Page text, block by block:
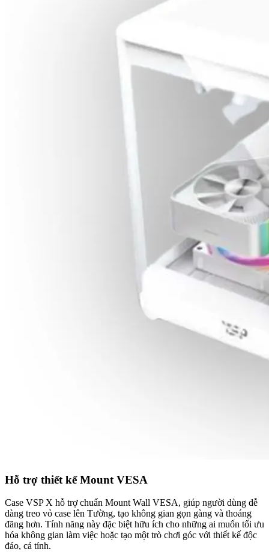
Hỗ trợ thiết kế Mount VESA
Case VSP X hỗ trợ chuẩn Mount Wall VESA, giúp người dùng dễ
dàng treo vỏ case lên Tường, tạo không gian gọn gàng và thoáng
đãng hơn. Tính năng này đặc biệt hữu ích cho những ai muốn tối ưu
hóa không gian làm việc hoặc tạo một trò chơi góc với thiết kế độc
đáo, cá tính.